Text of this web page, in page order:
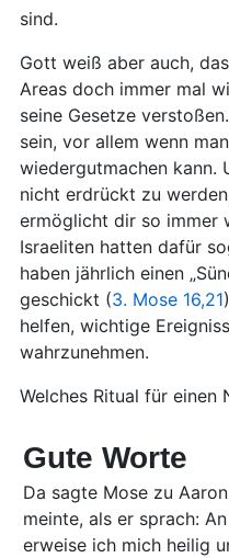
sind.
Gott weiß aber auch,
Areas doch immer mal
seine Gesetze
sein, vor allem wenn
wiedergutmachen kann.
nicht erdrückt zu
ermöglicht dir so immer
Israeliten hatten dafür
haben jährlich einen
geschickt (3. Mose 16,21
helfen, wichtige
wahrzunehmen.
Welches Ritual für einen
Gute Worte
Da sagte Mose zu
meinte, als er sprach:
erweise ich mich heilig